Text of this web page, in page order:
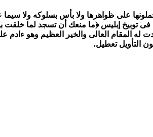
يحملونها على ظواهرها ولا بأس بسلوكه ولا
فى توبيخ إبليس ﴿ما منعك أن تسجد لما خلقت
المقام العالى والخير العظيم وهو ءادم
التأويل تعطيل.